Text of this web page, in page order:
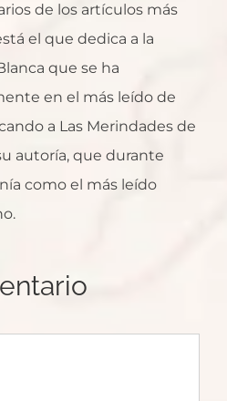
de los artículos más
el que dedica a la
que se ha
en el más leído de
a Las Merindades de
autoría, que durante
como el más leído